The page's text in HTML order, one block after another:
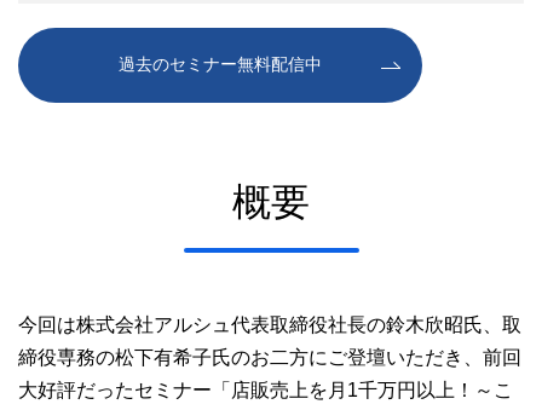
過去のセミナー無料配信中
概要
今回は株式会社アルシュ代表取締役社長の鈴木欣昭氏、取
締役専務の松下有希子氏のお二方にご登壇いただき、前回
大好評だったセミナー「 店販売上を月1千万円以上！～こ